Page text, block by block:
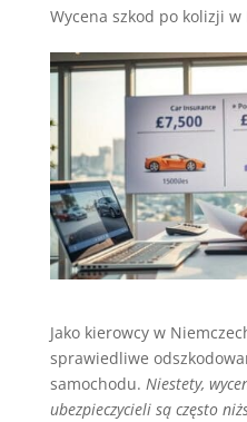
Wycena szkod po kolizji w
Jako kierowcy w
sprawiedliwe
samochodu. Niestety,
ubezpieczycieli są często